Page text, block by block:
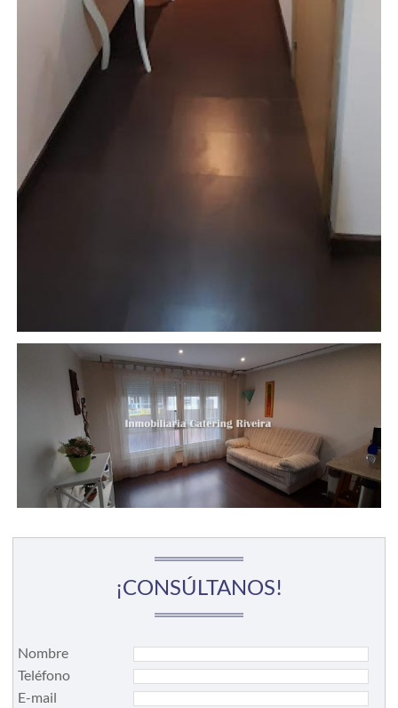
¡CONSÚLTANOS!
Nombre
Teléfono
E-mail